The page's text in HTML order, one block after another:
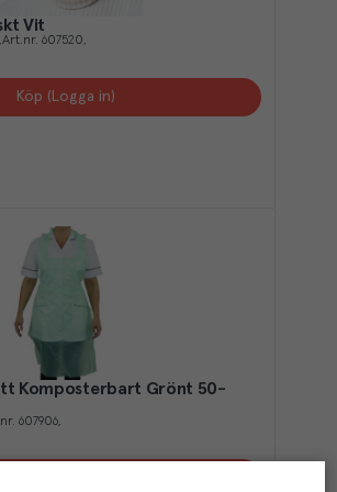
Hårnät PP Elastiskt Vit
Art.nr. 607520
Köp (Logga in)
Grönt 50-
607906